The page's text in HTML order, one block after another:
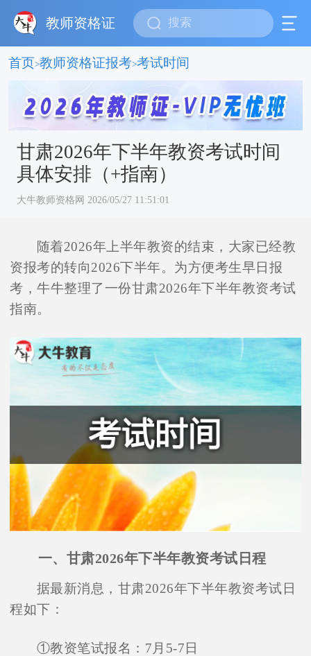
教师资格证
首页>教师资格证报考>考试时间
甘肃2026年下半年教资考试时间
具体安排（+指南）
大牛教师资格网 2026/05/27 11:51:01
随着2026年上半年教资的结束，大家已经教
资报考的转向2026下半年。为方便考生早日报
考，牛牛整理了一份甘肃2026年下半年教资考试
指南。
一、甘肃2026年下半年教资考试日程
据最新消息，甘肃2026年下半年教资考试日
程如下：
①教资笔试报名：7月5-7日